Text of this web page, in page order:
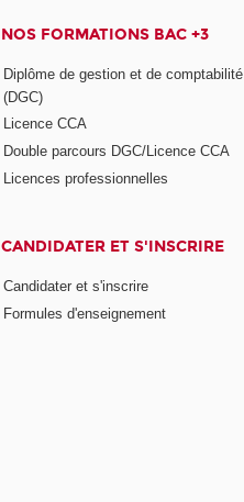
NOS FORMATIONS BAC +3
Diplôme de gestion et de comptabilité
(DGC)
Licence CCA
Double parcours DGC/Licence CCA
Licences professionnelles
CANDIDATER ET S'INSCRIRE
Candidater et s'inscrire
Formules d'enseignement